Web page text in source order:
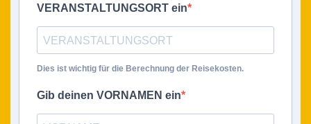
VERANSTALTUNGSORT ein
Dies ist wichtig für die Berechnung der Reisekosten.
Gib deinen VORNAMEN ein